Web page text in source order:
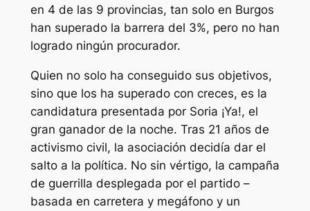
en 4 de las 9 provincias, tan solo en Burgos
han superado la barrera del 3%, pero no han
logrado ningún procurador.
Quien no solo ha conseguido sus objetivos,
sino que los ha superado con creces, es la
candidatura presentada por Soria ¡Ya!, el
gran ganador de la noche. Tras 21 años de
activismo civil, la asociación decidía dar el
salto a la política. No sin vértigo, la campaña
de guerrilla desplegada por el partido –
basada en carretera y megáfono y un